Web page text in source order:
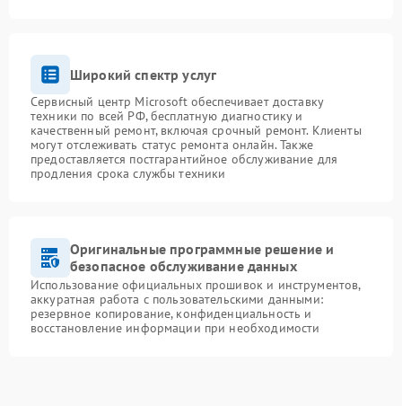
Широкий спектр услуг
Сервисный центр Microsoft обеспечивает доставку
техники по всей РФ, бесплатную диагностику и
качественный ремонт, включая срочный ремонт. Клиенты
могут отслеживать статус ремонта онлайн. Также
предоставляется постгарантийное обслуживание для
продления срока службы техники
Оригинальные программные решение и
безопасное обслуживание данных
Использование официальных прошивок и инструментов,
аккуратная работа с пользовательскими данными:
резервное копирование, конфиденциальность и
восстановление информации при необходимости